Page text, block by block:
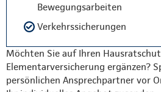
Bewegungsarbeiten
Verkehrssicherungen
Möchten Sie auf Ihren
Elementarversicherung ergänzen?
persönlichen Ansprechpartner vor